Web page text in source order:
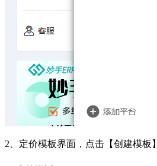
2、定价模板界面，点击【创建模板】